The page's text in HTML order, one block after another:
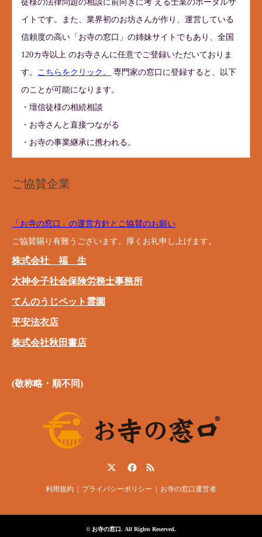
徒様の法律問題の相談に前向きに考 える士業のポータルサ
イトです。また、業界初のお坊さんが作り、運営している
信頼度の高い「お寺の窓口」の姉妹サイトでもあり、全国
120カ寺以上 のお寺さんに任意でご登録いただいておりま
す。 こちらをクリック。
専門家の窓口に登録すると、以下
のことが可能になります。
・壇信徒様の相続相談
・お寺さんと直接つながる
・お寺の事業継承に携われる。
ご協賛企業
「お寺の窓口」の運営方針とご協賛のお願い
ご協賛賜り有難うございます。厚くお礼申し上げます。
株式会社 福 生
大神令子社会保険労務士事務所
てんのうじペット霊園
平安法衣店
株式会社秋田書店
(敬称略・順不同)
利用規約 プライバシーポリシー お寺の窓口運営者
©お寺の窓口. All Rights Reserved.